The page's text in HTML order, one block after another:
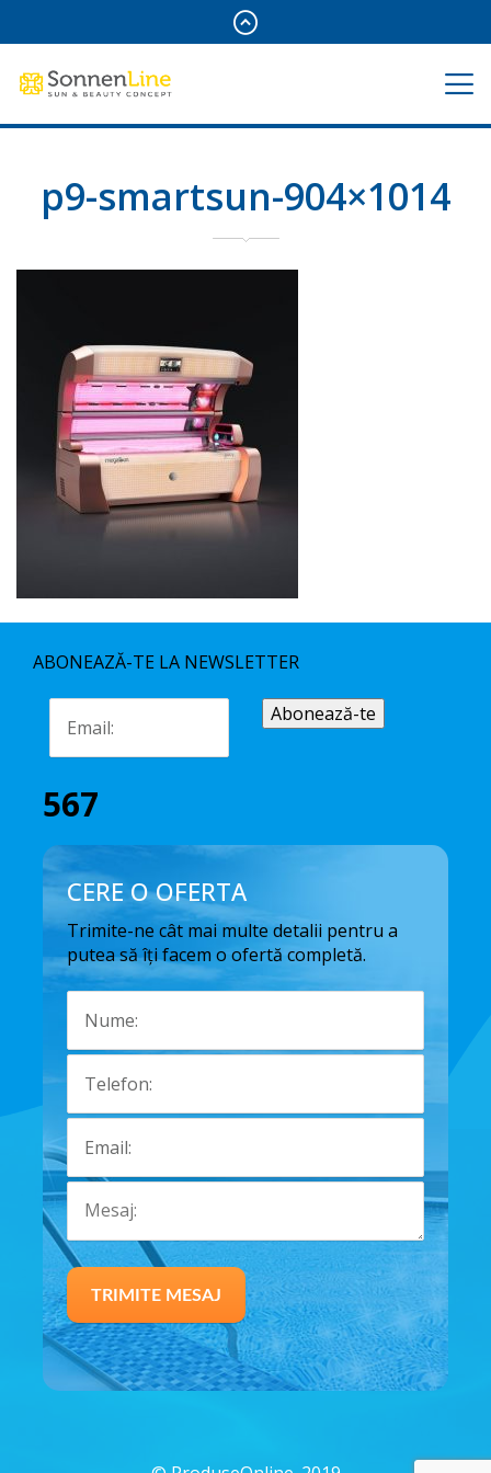
p9-smartsun-904×1014
ABONEAZĂ-TE LA NEWSLETTER
567
CERE O OFERTA
Trimite-ne cât mai multe detalii pentru a
putea să îți facem o ofertă completă.